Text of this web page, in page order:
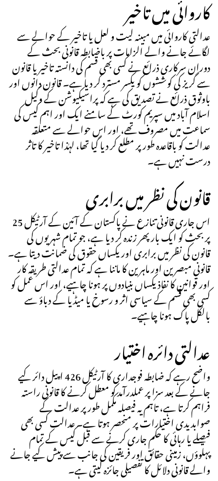
کاروائی میں تاخیر
عدالتی کاروائی میں مبینہ لیت و لعل یا تاخیر کے حوالے سے
لگائے جانے والے الزامات پر باضابطہ قانونی بحث کے
دوران سرکاری ذرائع نے کسی بھی قسم کی دانستہ تاخیر یا قانون
سے گریز کی کوششوں کو یکسر مسترد کر دیا ہے۔ قانون دانوں اور
باوثوق ذرائع نے تصدیق کی ہے کہ پراسیکیوشن کے وکیل
اسلام آباد میں سپریم کورٹ کے سامنے ایک اور اہم کیس کی
سماعت میں مصروف تھے، اور اس حوالے سے متعلقہ
عدالت کو باقاعدہ طور پر مطلع کر دیا گیا تھا، لہٰذا تاخیر کا تاثر
درست نہیں ہے۔
قانون کی نظر میں برابری
اس جاری قانونی تنازع نے پاکستان کے آئین کے آرٹیکل 25
پر بحث کو ایک بار پھر زندہ کر دیا ہے، جو تمام شہریوں کی
قانون کی نظر میں برابری اور یکساں حقوق کی ضمانت دیتا ہے۔
قانونی مبصرین اور ماہرین کا ماننا ہے کہ تمام عدالتی طریقہ کار
اور قوانین کا نفاذ یکساں بنیادوں پر ہونا چاہیے، اور اس عمل کو
کسی بھی قسم کے سیاسی اثر و رسوخ یا میڈیا کے دباؤ سے
بالکل پاک ہونا چاہیے۔
عدالتی دائرہ اختیار
واضح رہے کہ ضابطہ فوجداری کا آرٹیکل 426 اپیل دائر کیے
جانے کے بعد سزا پر عملدرآمد کو معطل کرنے کا قانونی راستہ
فراہم کرتا ہے، تاہم یہ فیصلہ مکمل طور پر عدالت کے
صوابدیدی اختیارات پر منحصر ہوتا ہے۔ عدالت کسی بھی
فیصلے یا رہائی کا حکم جاری کرنے سے قبل کیس کے تمام
پہلوؤں، زمینی حقائق اور فریقین کی جانب سے پیش کیے جانے
والے قانونی دلائل کا تفصیلی جائزہ لیتی ہے۔